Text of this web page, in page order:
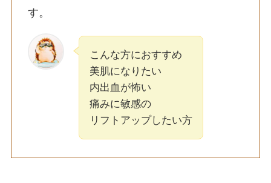
す。
こんな方におすすめ
美肌になりたい
内出血が怖い
痛みに敏感の
リフトアップしたい方